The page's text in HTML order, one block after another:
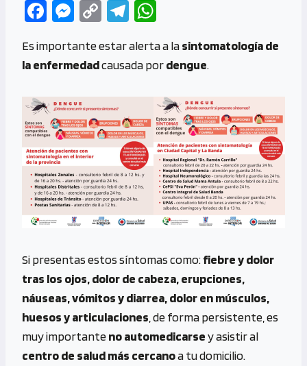
Fa
b
o
o
k
M
se
n
g
er
C
py
Li
n
k
Te
gr
a
m
at
s
A
p
p
Es importante estar alerta a lasintomatología de
la enfermedadcausada pordengue.
Si presentas estos síntomas como:fiebre y dolor
tras los ojos, dolor de cabeza, erupciones,
náuseas, vómitos y diarrea, dolor en músculos,
huesos y articulaciones , de forma persistente, es
muy importanteno automedicarsey asistir al
centro de salud más cercanoa tu domicilio.